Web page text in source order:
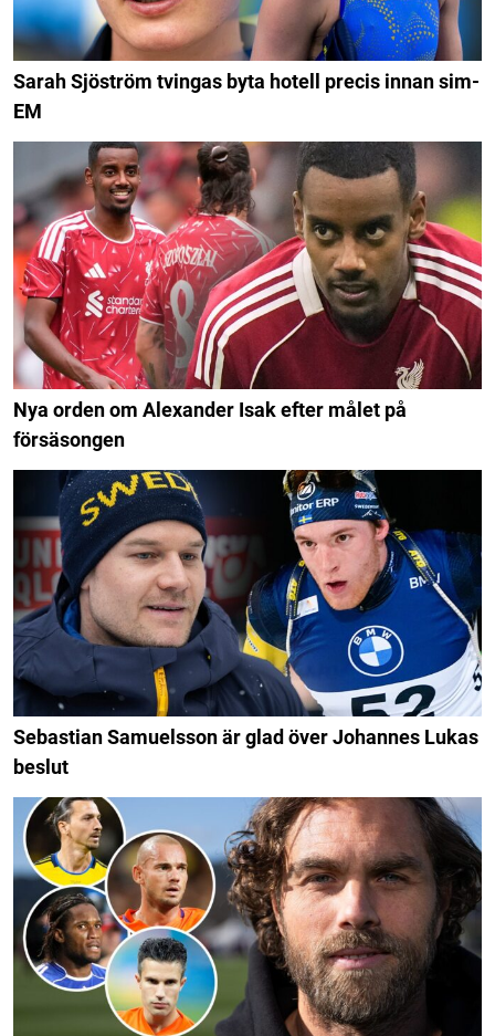
Sarah Sjöström tvingas byta hotell precis innan sim-
EM
Nya orden om Alexander Isak efter målet på
försäsongen
Sebastian Samuelsson är glad över Johannes Lukas
beslut